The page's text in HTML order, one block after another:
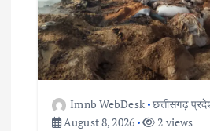
Imnb WebDesk छत्तीसगढ़
August 8, 2026
2 views